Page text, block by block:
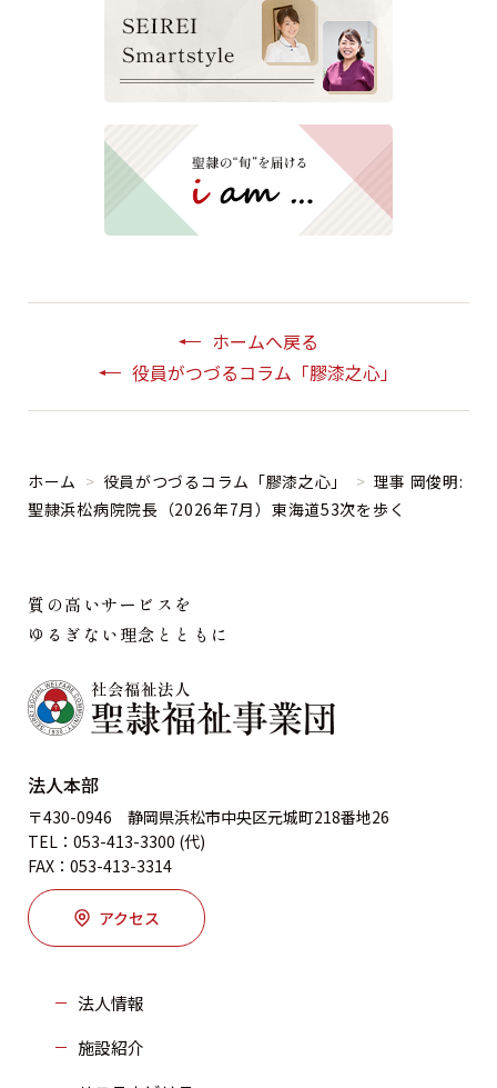
役員がつづるコラム「膠漆之心」
ホームへ戻る
ホーム > 役員がつづるコラム「膠漆之心」 > 理事 岡俊明:
聖隷浜松病院院長（2026年7月）東海道53次を歩く
質の高いサービスを
ゆるぎない理念とともに
法人本部
〒430-0946 静岡県浜松市中央区元城町218番地26
TEL：053-413-3300 (代)
FAX：053-413-3314
アクセス
法人情報
施設紹介